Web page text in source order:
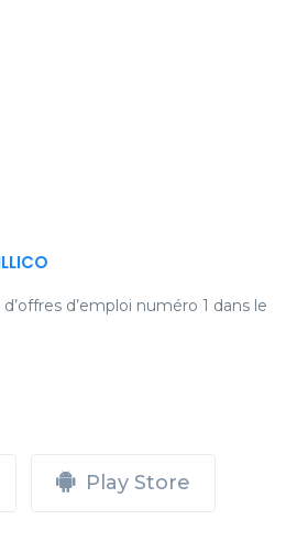
d’emploi numéro 1 dans le
Play Store